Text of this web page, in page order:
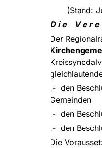
(Stand:
D i e V e r e
Der
.- den
Gemeinden
.- den
.- den
Die